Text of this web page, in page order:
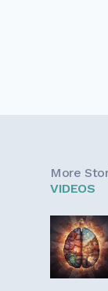
More
VIDEOS